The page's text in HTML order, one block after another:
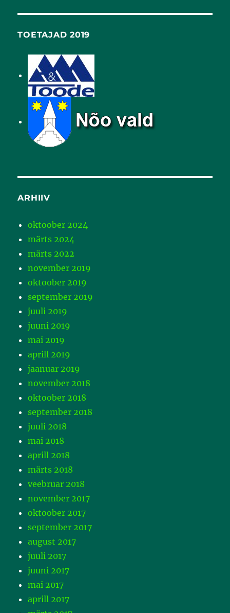
TOETAJAD 2019
ARHIIV
oktoober 2024
märts 2024
märts 2022
november 2019
oktoober 2019
september 2019
juuli 2019
juuni 2019
mai 2019
aprill 2019
jaanuar 2019
november 2018
oktoober 2018
september 2018
juuli 2018
mai 2018
aprill 2018
märts 2018
veebruar 2018
november 2017
oktoober 2017
september 2017
august 2017
juuli 2017
juuni 2017
mai 2017
aprill 2017